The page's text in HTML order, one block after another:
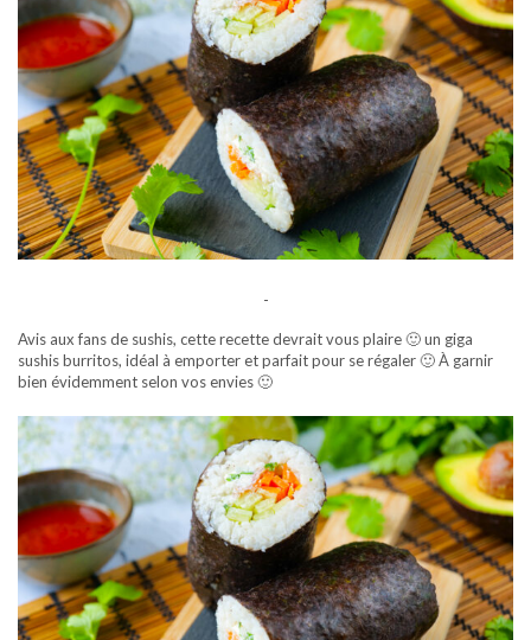
-
Avis aux fans de sushis, cette recette devrait vous plaire 🙂 un giga
sushis burritos, idéal à emporter et parfait pour se régaler 🙂 À garnir
bien évidemment selon vos envies 🙂